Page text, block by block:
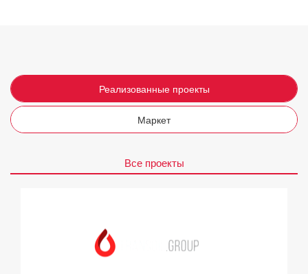
Реализованные проекты
Маркет
Все проекты